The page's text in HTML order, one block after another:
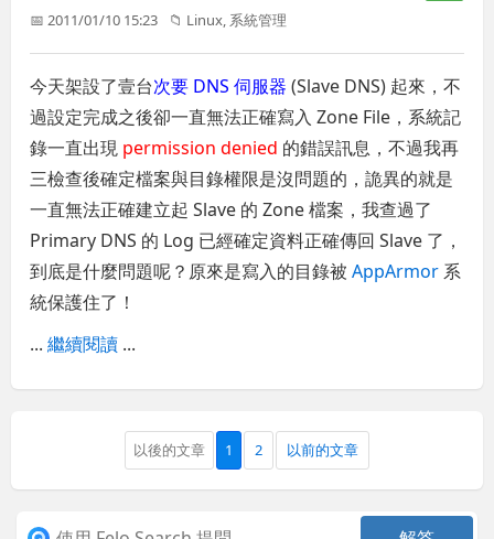
📅 2011/01/10 15:23 📁 Linux, 系統管理
今天架設了壹台次要 DNS 伺服器 (Slave DNS) 起來，不
過設定完成之後卻一直無法正確寫入 Zone File，系統記
錄一直出現 permission denied 的錯誤訊息，不過我再
三檢查後確定檔案與目錄權限是沒問題的，詭異的就是
一直無法正確建立起 Slave 的 Zone 檔案，我查過了
Primary DNS 的 Log 已經確定資料正確傳回 Slave 了，
到底是什麼問題呢？原來是寫入的目錄被AppArmor 系
統保護住了！
...繼續閱讀 ...
以後的文章 1 2 以前的文章